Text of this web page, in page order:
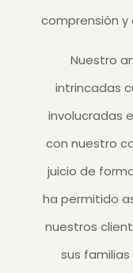
comprensión y
Nuestro
intrincadas
involucradas
con nuestro
juicio de
ha permitido
nuestros
sus